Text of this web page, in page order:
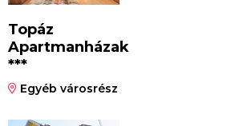
Topáz
Apartmanházak
***
Egyéb városrész